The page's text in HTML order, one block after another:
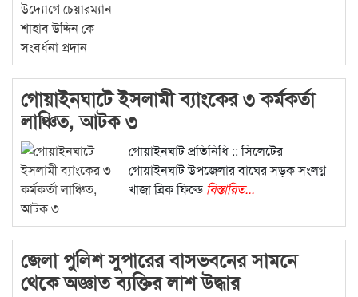
গোয়াইনঘাটে ইসলামী ব্যাংকের ৩ কর্মকর্তা
লাঞ্চিত, আটক ৩
গোয়াইনঘাট প্রতিনিধি :: সিলেটের
গোয়াইনঘাট উপজেলার বাঘের সড়ক সংলগ্ন
খাজা ব্রিক ফিল্ডে বিস্তারিত...
জেলা পুলিশ সুপারের বাসভবনের সামনে
থেকে অজ্ঞাত ব্যক্তির লাশ উদ্ধার